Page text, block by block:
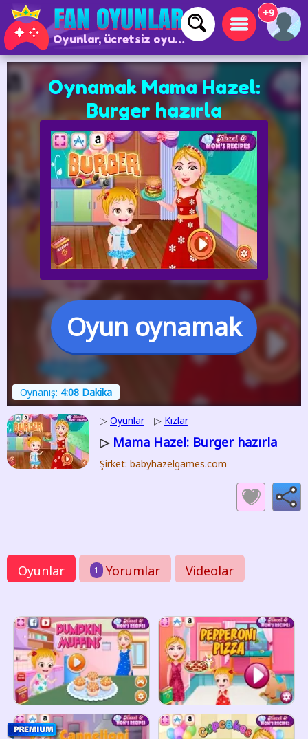
Oyunlar, ücretsiz oyunlar ve çevrimiçi oyunlar
+9
Oynamak Mama Hazel:
Burger hazırla
Oyun oynamak
Oynanış: 4:08 Dakika
▷ Oyunlar ▷ Kızlar
▷ Mama Hazel: Burger hazırla
Şirket: babyhazelgames.com
Oyunlar 1 Yorumlar Videolar